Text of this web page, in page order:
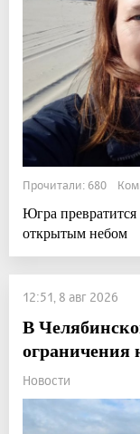
Прочитали: 680
Югра
открытым небом
12:51, 8 авг 2026
В
ограничения
Новости